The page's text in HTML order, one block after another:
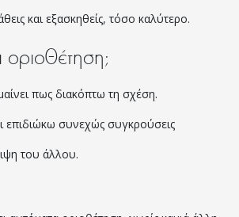
και εξασκηθείς, τόσο καλύτερο.
οριοθέτηση;
πως διακόπτω τη σχέση.
επιδιώκω συνεχώς συγκρούσεις
του άλλου.